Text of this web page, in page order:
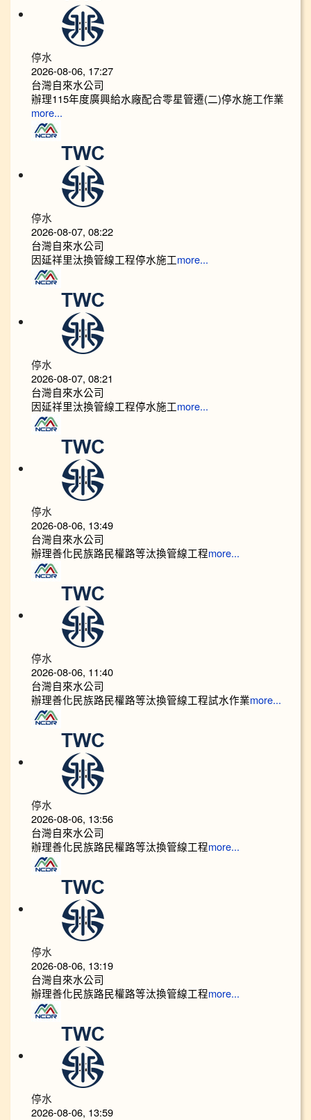
停水
2026-08-06, 17:27
台灣自來水公司
辦理115年度廣興給水廠配合零星管遷(二)停水施工作業
more...
停水
2026-08-07, 08:22
台灣自來水公司
因延祥里汰換管線工程停水施工more...
停水
2026-08-07, 08:21
台灣自來水公司
因延祥里汰換管線工程停水施工more...
停水
2026-08-06, 13:49
台灣自來水公司
辦理善化民族路民權路等汰換管線工程more...
停水
2026-08-06, 11:40
台灣自來水公司
辦理善化民族路民權路等汰換管線工程試水作業more...
停水
2026-08-06, 13:56
台灣自來水公司
辦理善化民族路民權路等汰換管線工程more...
停水
2026-08-06, 13:19
台灣自來水公司
辦理善化民族路民權路等汰換管線工程more...
停水
2026-08-06, 13:59